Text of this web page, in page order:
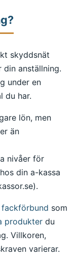
skyddsnät
anställning.
under en
du har.
lön, men
än
nivåer för
din a-kassa
fackförbund som
produkter du
Villkoren,
varierar.